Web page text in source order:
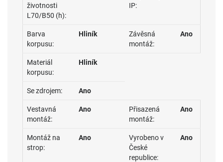
životnosti
L70/B50 (h):
IP:
Barva
korpusu:
Hliník
Závěsná
montáž:
Ano
Materiál
korpusu:
Hliník
Se zdrojem: Ano
Vestavná
montáž:
Ano
Přisazená
montáž:
Ano
Montáž na
strop:
Ano
Vyrobeno v
České
republice:
Ano